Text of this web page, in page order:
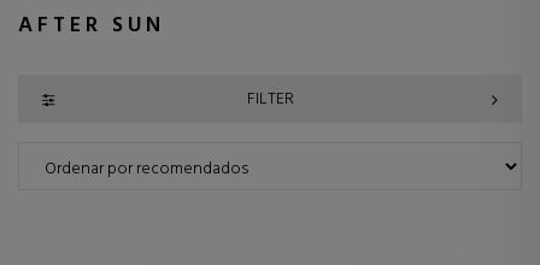
AFTER SUN
FILTER